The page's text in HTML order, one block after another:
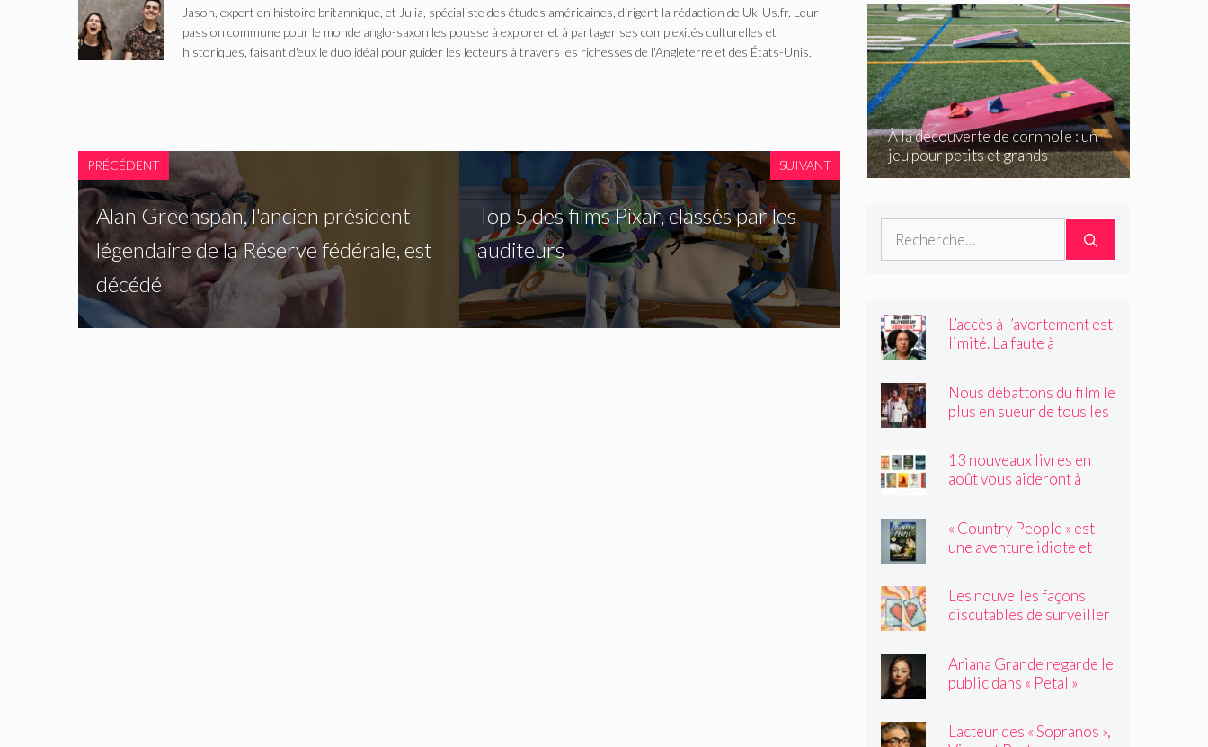
Jason, expert en histoire britannique, et Julia, spécialiste des études américaines, dirigent la rédaction de Uk-Us.fr. Leur
passion commune pour le monde anglo-saxon les pousse à explorer et à partager ses complexités culturelles et
historiques, faisant d'eux le duo idéal pour guider les lecteurs à travers les richesses de l'Angleterre et des États-Unis.
PRÉCÉDENT
Alan Greenspan, l'ancien président
légendaire de la Réserve fédérale, est
décédé
SUIVANT
Top 5 des films Pixar, classés par les
auditeurs
À la découverte de cornhole : un
jeu pour petits et grands
Rechercher :
L’accès à l’avortement est
limité. La faute à
Nous débattons du film le
plus en sueur de tous les
13 nouveaux livres en
août vous aideront à
« Country People » est
une aventure idiote et
Les nouvelles façons
discutables de surveiller
Ariana Grande regarde le
public dans « Petal »
L'acteur des « Sopranos »,